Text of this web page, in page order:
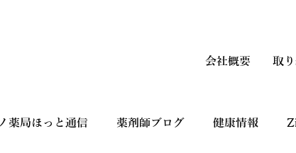
会社概要 取
薬局ほっと通信 薬剤師ブログ 健康情報